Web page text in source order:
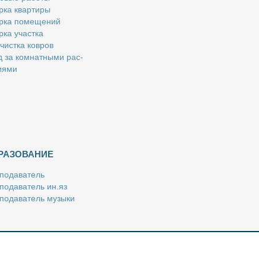
квар­ти­ры
по­ме­ще­ний
участ­ка
ков­ров
за ком­нат­ны­ми рас­
ин.яз
му­зы­ки